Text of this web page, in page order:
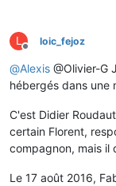
L
Hors-ligne
loic_fejoz
@Alexis @Olivier-G
hébergés dans une
C'est Didier
certain Florent,
compagnon, mais il
Le 17 août 2016,